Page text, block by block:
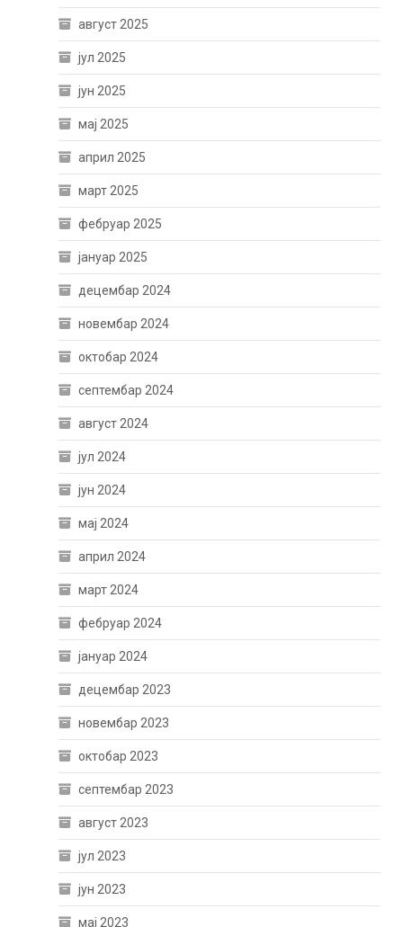
август 2025
јул 2025
јун 2025
мај 2025
април 2025
март 2025
фебруар 2025
јануар 2025
децембар 2024
новембар 2024
октобар 2024
септембар 2024
август 2024
јул 2024
јун 2024
мај 2024
април 2024
март 2024
фебруар 2024
јануар 2024
децембар 2023
новембар 2023
октобар 2023
септембар 2023
август 2023
јул 2023
јун 2023
мај 2023